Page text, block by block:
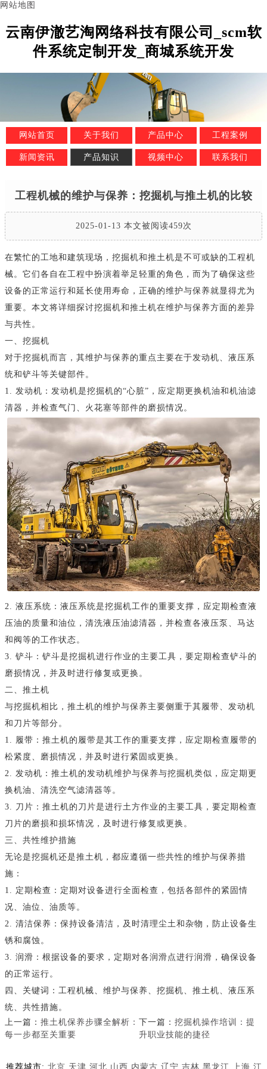
网站地图
云南伊澈艺淘网络科技有限公司_scm软
件系统定制开发_商城系统开发
网站首页 关于我们 产品中心 工程案例
新闻资讯 产品知识 视频中心 联系我们
工程机械的维护与保养：挖掘机与推土机的比较
2025-01-13 本文被阅读459次
在繁忙的工地和建筑现场，挖掘机和推土机是不可或缺的工程机
械。它们各自在工程中扮演着举足轻重的角色，而为了确保这些
设备的正常运行和延长使用寿命，正确的维护与保养就显得尤为
重要。本文将详细探讨挖掘机和推土机在维护与保养方面的差异
与共性。
一、挖掘机
对于挖掘机而言，其维护与保养的重点主要在于发动机、液压系
统和铲斗等关键部件。
1. 发动机：发动机是挖掘机的“心脏”，应定期更换机油和机油滤
清器，并检查气门、火花塞等部件的磨损情况。
2. 液压系统：液压系统是挖掘机工作的重要支撑，应定期检查液
压油的质量和油位，清洗液压油滤清器，并检查各液压泵、马达
和阀等的工作状态。
3. 铲斗：铲斗是挖掘机进行作业的主要工具，要定期检查铲斗的
磨损情况，并及时进行修复或更换。
二、推土机
与挖掘机相比，推土机的维护与保养主要侧重于其履带、发动机
和刀片等部分。
1. 履带：推土机的履带是其工作的重要支撑，应定期检查履带的
松紧度、磨损情况，并及时进行紧固或更换。
2. 发动机：推土机的发动机维护与保养与挖掘机类似，应定期更
换机油、清洗空气滤清器等。
3. 刀片：推土机的刀片是进行土方作业的主要工具，要定期检查
刀片的磨损和损坏情况，及时进行修复或更换。
三、共性维护措施
无论是挖掘机还是推土机，都应遵循一些共性的维护与保养措
施：
1. 定期检查：定期对设备进行全面检查，包括各部件的紧固情
况、油位、油质等。
2. 清洁保养：保持设备清洁，及时清理尘土和杂物，防止设备生
锈和腐蚀。
3. 润滑：根据设备的要求，定期对各润滑点进行润滑，确保设备
的正常运行。
四、关键词：工程机械、维护与保养、挖掘机、推土机、液压系
统、共性措施。
上一篇： 推土机保养步骤全解析：
每一步都至关重要
下一篇： 挖掘机操作培训：提
升职业技能的捷径
推荐城市: 北京 天津 河北 山西 内蒙古 辽宁 吉林 黑龙江 上海 江